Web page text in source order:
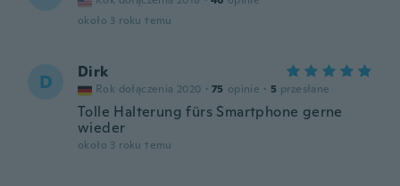
około 3 roku temu
D Dirk
Rok dołączenia 2020 · 75 opinie · 5 przesłane
Tolle Halterung fürs Smartphone gerne
wieder
około 3 roku temu